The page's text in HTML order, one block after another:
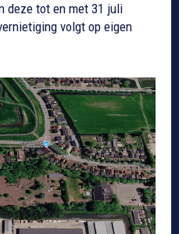
deze tot en met 31 juli
volgt op eigen